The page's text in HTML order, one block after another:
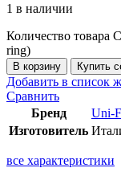
1 в наличии
Количество
ring)
В корзину Купить
Добавить в список
Сравнить
Бренд
Uni-
Изготовитель
все характеристики